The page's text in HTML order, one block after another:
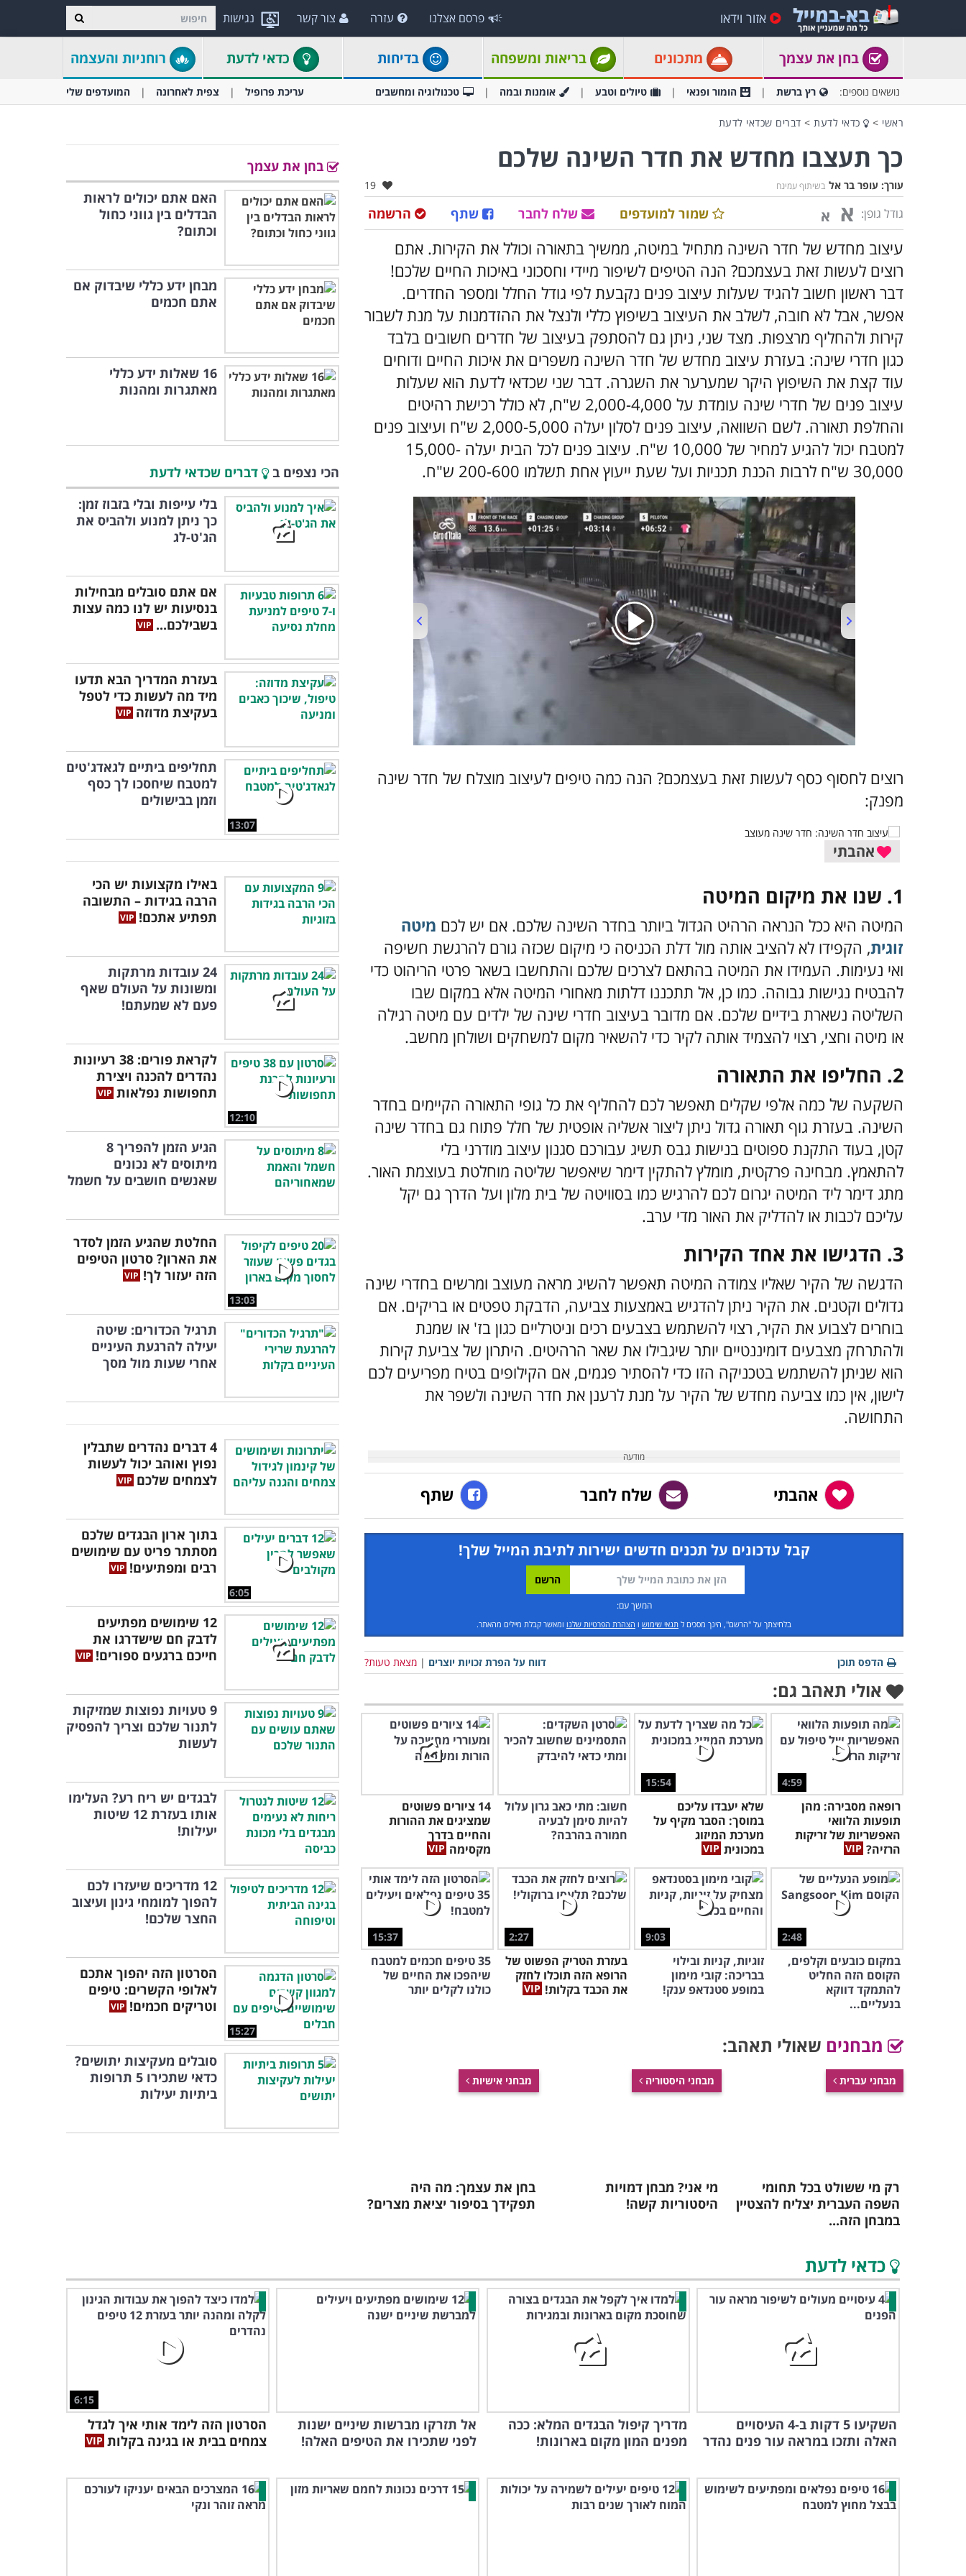
נגישות אזור וידאו פרסם אצלנו עזרה צור קשר
בחן את עצמך מתכונים בריאות ומשפחה בדיחות כדאי לדעת רוחניות והעצמה
נושאים נוספים: רץ ברשת הומור ופנאי טיולים וטבע אומנות ובמה טכנולוגיה ומחשבים עריכת פרופיל צפית לאחרונה המועדפים שלי
ראשי > כדאי לדעת > דברים שכדאי לדעת
כך תעצבו מחדש את חדר השינה שלכם
בשיתוף עמינח עורך: עופר בר אל אהבו:
19
גודל גופן: א א הרשמה שתף שלח לחבר שמור למועדפים
עיצוב מחדש של חדר השינה מתחיל במיטה, ממשיך בתאורה וכולל את הקירות. אתם
רוצים לעשות זאת בעצמכם? הנה הטיפים לשיפור מיידי וחסכוני באיכות החיים שלכם!
דבר ראשון חשוב להגיד שעלות עיצוב פנים נקבעת לפי גודל החלל ומספר החדרים.
אפשר, אבל לא חובה, לשלב את העיצוב בשיפוץ כללי ולנצל את ההזדמנות על מנת לשבור
קירות ולהחליף מרצפות. מצד שני, ניתן גם להסתפק בעיצוב של חדרים חשובים בלבד
כגון חדרי שינה: בעזרת עיצוב מחדש של חדר השינה משפרים את איכות החיים ודוחים
עוד קצת את השיפוץ היקר שמערער את השגרה. דבר שני שכדאי לדעת הוא שעלות
עיצוב פנים של חדרי שינה עומדת על 2,000-4,000 ש"ח, לא כולל רכישת רהיטים
והחלפת תאורה. לשם השוואה, עיצוב פנים לסלון יעלה 2,000-5,000 ש"ח ועיצוב פנים
למטבח יכול להגיע למחיר של 10,000 ש"ח. עיצוב פנים לכל הבית יעלה 15,000-
30,000 ש"ח לרבות הכנת תכניות ועל שעת ייעוץ אחת תשלמו 200-600 ש"ח.
רוצים לחסוף כסף לעשות זאת בעצמכם? הנה כמה טיפים לעיצוב מוצלח של חדר שינה
מפנק:
אהבתי
1. שנו את מיקום המיטה
המיטה היא ככל הנראה הרהיט הגדול ביותר בחדר השינה שלכם. אם יש לכם מיטה
זוגית, הקפידו לא להציב אותה מול דלת הכניסה כי מיקום שכזה גורם להרגשת חשיפה
ואי נעימות. העמידו את המיטה בהתאם לצרכים שלכם והתחשבו בשאר פרטי הריהוט כדי
להבטיח נגישות גבוהה. כמו כן, אל תתכננו דלתות מאחורי המיטה אלא במקום שבו
השליטה נשארת בידיים שלכם. אם מדובר בעיצוב חדרי שינה של ילדים עם מיטה רגילה
או מיטה וחצי, רצוי להצמיד אותה לקיר כדי להשאיר מקום למשחקים ושולחן מחשב.
2. החליפו את התאורה
השקעה של כמה אלפי שקלים תאפשר לכם להחליף את כל גופי התאורה הקיימים בחדר
השינה. בעזרת גוף תאורה גדול ניתן ליצור אשליה אופטית של חלל פתוח גם בחדר שינה
קטן, בעוד התקנת ספוטים בנישות גבס תשיג עבורכם סגנון עיצוב מודרני בלי
להתאמץ. מבחינה פרקטית, מומלץ להתקין דימר שיאפשר שליטה מוחלטת בעוצמת האור.
מתג דימר ליד המיטה יגרום לכם להרגיש כמו בסוויטה של בית מלון ועל הדרך גם יקל
עליכם לכבות או להדליק את האור מדי ערב.
3. הדגישו את אחד הקירות
הדגשה של הקיר שאליו צמודה המיטה תאפשר להשיג מראה מעוצב ומרשים בחדרי שינה
גדולים וקטנים. את הקיר ניתן להדגיש באמצעות צביעה, הדבקת טפטים או בריקים. אם
בוחרים לצבוע את הקיר, רצוי להשתמש בצבעים רכים וניטרליים כגון בז' או שמנת
ולהתרחק מצבעים דומיננטיים יותר שיגבילו את שאר הרהיטים. היתרון של צביעת קירות
הוא שניתן להשתמש בטכניקה הזו כדי להסתיר פגמים, אם הקילופים בטיח מפריעים לכם
לישון, אין כמו צביעה מחדש של הקיר על מנת לרענן את חדר השינה ולשפר את
התחושה.
אהבתי שלח לחבר שתף
קבל עדכונים על תכנים חדשים ישירות לתיבת המייל שלך!
המשך עם:
בלחיצתך על "הרשם", הינך מסכים ל תנאי שימוש ו הצהרת הפרטיות שלנו ומאשר קבלת מיילים מהאתר.
דווח על הפרת זכויות יוצרים | מצאת טעות? הדפס תוכן
אולי תאהב גם:
4:59
רופאה מסבירה: מהן
תופעות הלוואי
האפשריות של זריקות
הרזיה?
15:54
שלא יעבדו עליכם
במוסך: הסבר מקיף על
מערכת המיזוג
במכונית
חשוב: מתי כאב גרון עלול
להיות סימן לבעיה
חמורה בהרבה?
14 ציורים פשוטים
שמציגים את ההורות
והחיים בדרך
מקסימה
2:48
במקום כובעים וקלפים,
הקוסם הזה החליט
להתמקד דווקא
בנעליים...
9:03
זוגיות, קניות ובילוי
בבריכה: קובי מימון
במופע סטנדאפ ענק!
2:27
בעזרת הטריק הפשוט של
הרופא הזה תוכלו לחזק
את הכבד בקלות!
15:37
35 טיפים חכמים למטבח
שיהפכו את החיים של
כולנו לקלים יותר
מבחנים שאולי תאהב:
מבחני עברית
רק מי ששולט בכל תחומי
השפה העברית יצליח להצטיין
במבחן הזה...
מבחני היסטוריה
מי אני? מבחן דמויות
היסטוריות קשה!
מבחני אישיות
בחן את עצמך: מה היה
תפקידך בסיפור יציאת מצרים?
בחן את עצמך
האם אתם יכולים לראות
הבדלים בין גווני כחול
וכתום?
מבחן ידע כללי שיבדוק אם
אתם חכמים
16 שאלות ידע כללי
מאתגרות ומהנות
הכי נצפים ב
דברים שכדאי לדעת
בלי עייפות ובלי בזבוז זמן:
כך ניתן למנוע ולהביס את
הג'ט-לג
אם אתם סובלים מבחילות
בנסיעות יש לנו כמה עצות
בשבילכם...
בעזרת המדריך הבא תדעו
מיד מה לעשות כדי לטפל
בעקיצת מדוזה
13:07
תחליפים ביתיים לגאדג'טים
למטבח שיחסכו לך כסף
וזמן בבישולים
באילו מקצועות יש הכי
הרבה בגידות – התשובה
תפתיע אתכם!
24 עובדות מרתקות
ומשונות על העולם שאף
פעם לא שמעתם!
12:10
לקראת פורים: 38 רעיונות
נהדרים להכנה ויצירת
תחפושות נפלאות
הגיע הזמן להפריך 8
מיתוסים לא נכונים
שאנשים חושבים על חשמל
13:03
החלטת שהגיע הזמן לסדר
את הארון? סרטון הטיפים
הזה יעזור לך!
תרגיל הכדורים: שיטה
יעילה להרגעת העיניים
אחרי שעות מול מסך
4 דברים נהדרים שתבלין
נפוץ ואוהב יכול לעשות
לצמחים שלכם
6:05
בתוך ארון הבגדים שלכם
מסתתר פריט עם שימושים
רבים ומפתיעים!
12 שימושים מפתיעים
לדבק חם שישדרגו את
חייכם ברגעים ספורים!
9 טעויות נפוצות שמזיקות
לתנור שלכם וצריך להפסיק
לעשות
לבגדים יש ריח רע? העלימו
אותו בעזרת 12 שיטות
יעילות!
12 מדריכים שיעזרו לכם
להפוך למומחי גינון ועיצוב
החצר שלכם!
15:27
הסרטון הזה יהפוך אתכם
לאלופי הקשרים: טיפים
וטריקים חכמים!
סובלים מעקיצות יתושים?
כדאי שתכירו 5 תרופות
ביתיות יעילות
כדאי לדעת
השקיעו 5 דקות ב-4 העיסויים
האלה ותזכו במראה עור פנים נהדר
מדריך קיפול הבגדים המלא: ככה
מפנים המון מקום בארונות!
אל תזרקו מברשות שיניים ישנות
לפני שתכירו את הטיפים האלה!
6:15
הסרטון הזה לימד אותי איך לגדל
צמחים בבית או בגינה בקלות